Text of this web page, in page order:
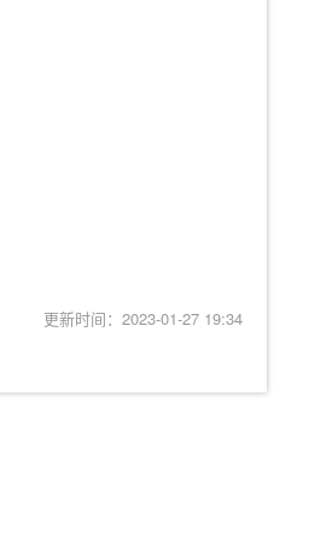
更新时间：2023-01-27 19:34